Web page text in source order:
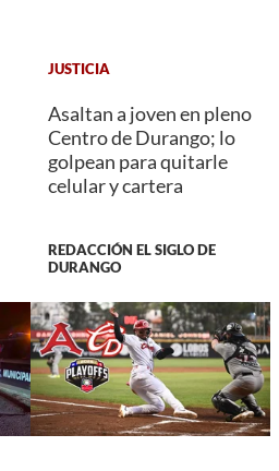
JUSTICIA
Asaltan a joven en pleno
Centro de Durango; lo
golpean para quitarle
celular y cartera
REDACCIÓN EL SIGLO DE
DURANGO